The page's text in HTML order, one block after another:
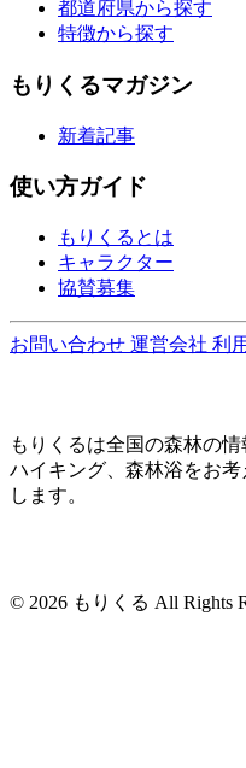
都道府県から探す
特徴から探す
もりくるマガジン
新着記事
使い方ガイド
もりくるとは
キャラクター
協賛募集
お問い合わせ 運営会社 利
もりくるは全国の森林の
ハイキング、森林浴をお
します。
© 2026 もりくる All Rights